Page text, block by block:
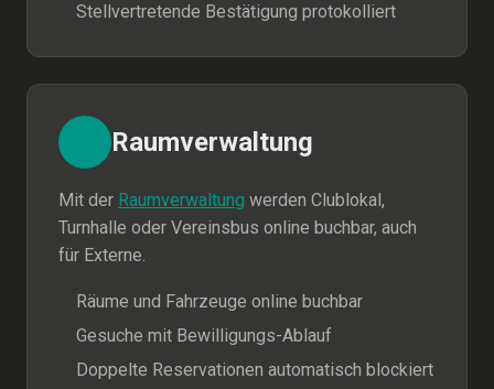
Stellvertretende Bestätigung protokolliert
Raumverwaltung
Mit der Raumverwaltung werden Clublokal,
Turnhalle oder Vereinsbus online buchbar, auch
für Externe.
Räume und Fahrzeuge online buchbar
Gesuche mit Bewilligungs-Ablauf
Doppelte Reservationen automatisch blockiert